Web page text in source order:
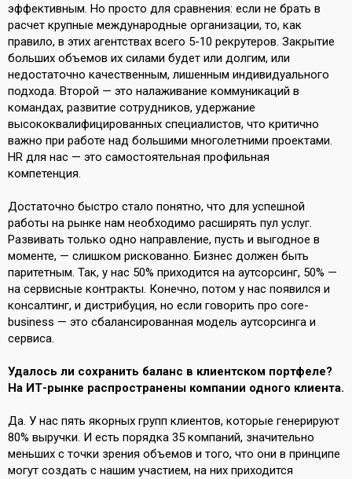
эффективным. Но просто для сравнения: если не брать в
расчет крупные международные организации, то, как
правило, в этих агентствах всего 5-10 рекрутеров. Закрытие
больших объемов их силами будет или долгим, или
недостаточно качественным, лишенным индивидуального
подхода. Второй — это налаживание коммуникаций в
командах, развитие сотрудников, удержание
высококвалифицированных специалистов, что критично
важно при работе над большими многолетними проектами.
HR для нас — это самостоятельная профильная
компетенция.
Достаточно быстро стало понятно, что для успешной
работы на рынке нам необходимо расширять пул услуг.
Развивать только одно направление, пусть и выгодное в
моменте, — слишком рискованно. Бизнес должен быть
паритетным. Так, у нас 50% приходится на аутсорсинг, 50% —
на сервисные контракты. Конечно, потом у нас появился и
консалтинг, и дистрибуция, но если говорить про core-
business — это сбалансированная модель аутсорсинга и
сервиса.
Удалось ли сохранить баланс в клиентском портфеле?
На ИТ-рынке распространены компании одного клиента.
Да. У нас пять якорных групп клиентов, которые генерируют
80% выручки. И есть порядка 35 компаний, значительно
меньших с точки зрения объемов и того, что они в принципе
могут создать с нашим участием, на них приходится